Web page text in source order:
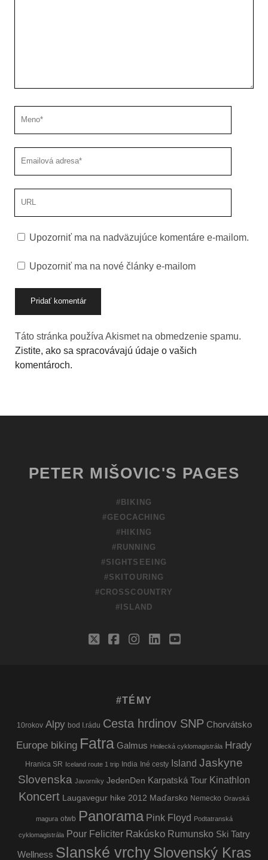
Upozorniť ma na nadväzujúce komentáre e-mailom.
Upozorniť ma na nové články e-mailom
Táto stránka používa Akismet na obmedzenie spamu.
Zistite, ako sa spracovávajú údaje o vašich
komentároch.
PETER MIŠOVIC'S PAGES
#BIKING
#GEOCACHING
#HIKING
#RUNNING
#SIGHTSEEING
#SKITOURING
#CROSSCOUNTRY
#ISLAND
twitterfacebook
instagram
linkedinyoutube
#TÉMY
10rokov Alpy bod I.rádu Cesta hrdinov SNP Chorvátsko
Europe biking Fatra Galmus Hnilecká cyklomagistrála Hrady
Hranica SR Iceland route 1 trip India Iné cesty Island Jaskyne
Slovenska Javorníky JedenDen Karpatská Tour Kinathlon
Koncert Laugavegur hike 2012 Maďarsko Nemecko Oravská
magura otwb Panorama Pink Floyd Podtatranská
cyklomagistrála Pour Feliciter Rakúsko Rumunsko Ski Tatry
Wellness Slanské vrchy Slovenský Kras